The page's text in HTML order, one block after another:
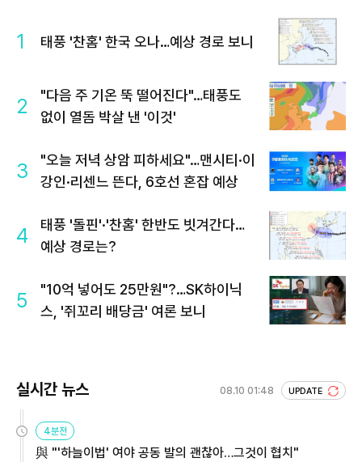
1 태풍 '찬홈' 한국 오나…예상 경로 보니
2
"다음 주 기온 뚝 떨어진다"…태풍도
없이 열돔 박살 낸 '이것'
3
"오늘 저녁 상암 피하세요"…맨시티·이
강인·리센느 뜬다, 6호선 혼잡 예상
4
태풍 '돌핀'·'찬홈' 한반도 빗겨간다…
예상 경로는?
5
"10억 넣어도 25만원"?…SK하이닉
스, '쥐꼬리 배당금' 여론 보니
실시간 뉴스 08.10 01:48 UPDATE
4분전
與 "'하늘이법' 여야 공동 발의 괜찮아…그것이 협치"